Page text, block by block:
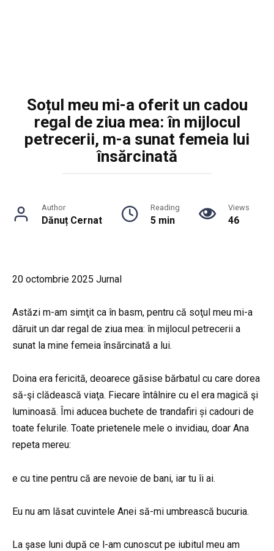
Soțul meu mi-a oferit un cadou
regal de ziua mea: în mijlocul
petrecerii, m-a sunat femeia lui
însărcinată
Author
Dănuț Cernat
Reading
5 min
Views
46
20 octombrie 2025 Jurnal
Astăzi m-am simţit ca în basm, pentru că soţul meu mi-a
dăruit un dar regal de ziua mea: în mijlocul petrecerii a
sunat la mine femeia însărcinată a lui.
Doina era fericită, deoarece găsise bărbatul cu care dorea
să-şi clădească viaţa. Fiecare întâlnire cu el era magică şi
luminoasă. Îmi aducea buchete de trandafiri și cadouri de
toate felurile. Toate prietenele mele o invidiau, doar Ana
repeta mereu:
e cu tine pentru că are nevoie de bani, iar tu îi ai.
Eu nu am lăsat cuvintele Anei să-mi umbrească bucuria.
La şase luni după ce l-am cunoscut pe iubitul meu am